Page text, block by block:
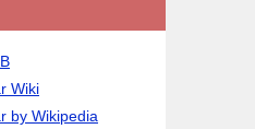
Wiki
by Wikipedia